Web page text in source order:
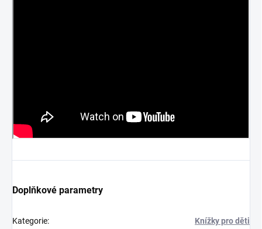
Doplňkové parametry
Kategorie: Knížky pro děti